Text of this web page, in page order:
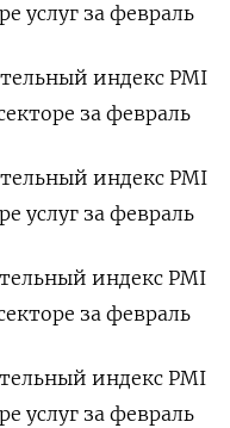
услуг за февраль
индекс PMI
за февраль
индекс PMI
услуг за февраль
индекс PMI
за февраль
индекс PMI
услуг за февраль